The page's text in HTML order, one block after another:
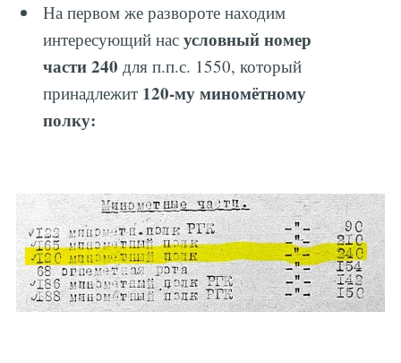
На первом же развороте находим
интересующий насусловный номер
части 240 для п.п.с. 1550, который
принадлежит 120-му миномётному
полку: